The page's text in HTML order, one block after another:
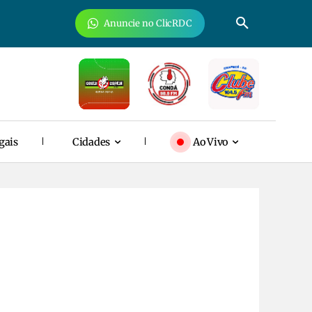
Anuncie no ClicRDC
Cidades Ao Vivo